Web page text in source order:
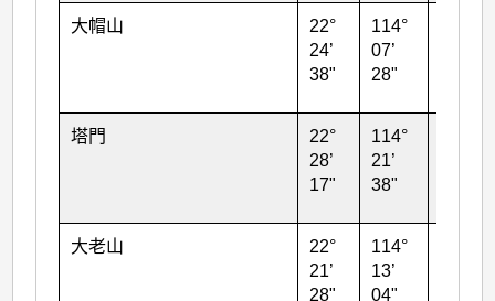
大帽山
22°
24’
38"
114°
07’
28"
塔門
22°
28’
17"
114°
21’
38"
大老山
22°
21’
28"
114°
13’
04"